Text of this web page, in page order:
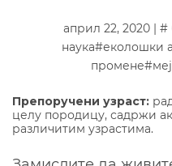
април 22, 2020 | #
наука#еколошки
промене#
Прeпоручени узраст:
целу породицу, садржи
различитим узрастима.